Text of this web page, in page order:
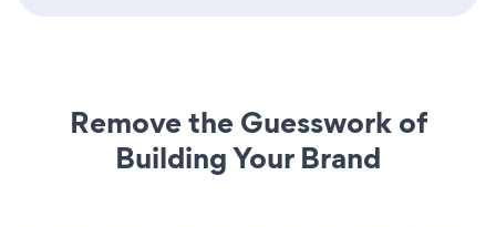
Remove the Guesswork of
Building Your Brand